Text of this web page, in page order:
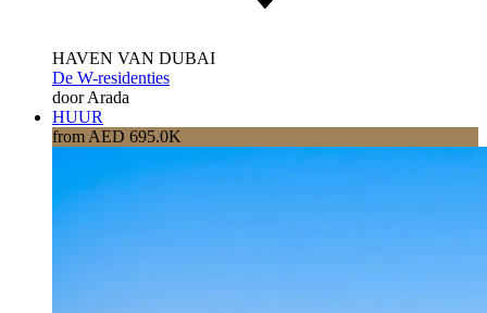
HAVEN VAN DUBAI
De W-residenties
door Arada
HUUR
from AED 695.0K